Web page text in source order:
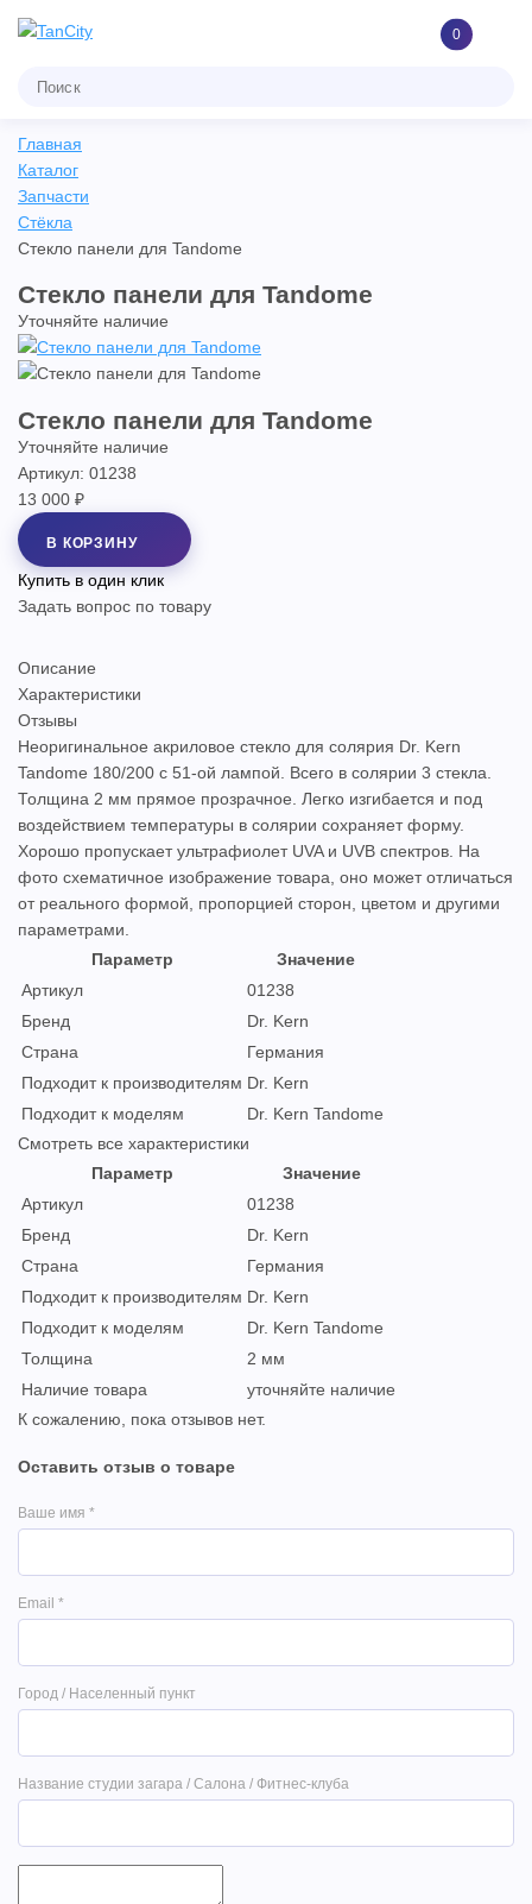
0
Главная
Каталог
Запчасти
Стёкла
Стекло панели для Tandome
Стекло панели для Tandome
Уточняйте наличие
Стекло панели для Tandome
Уточняйте наличие
Артикул: 01238
13 000 ₽
В КОРЗИНУ
Купить в один клик
Задать вопрос по товару
Описание
Характеристики
Отзывы
Неоригинальное акриловое стекло для солярия Dr. Kern
Tandome 180/200 с 51-ой лампой. Всего в солярии 3 стекла.
Толщина 2 мм прямое прозрачное. Легко изгибается и под
воздействием температуры в солярии сохраняет форму.
Хорошо пропускает ультрафиолет UVA и UVB спектров. На
фото схематичное изображение товара, оно может отличаться
от реального формой, пропорцией сторон, цветом и другими
параметрами.
Параметр
Значение
Артикул
01238
Бренд
Dr. Kern
Страна
Германия
Подходит к производителям Dr. Kern
Подходит к моделям
Dr. Kern Tandome
Смотреть все характеристики
Параметр
Значение
Артикул
01238
Бренд
Dr. Kern
Страна
Германия
Подходит к производителям Dr. Kern
Подходит к моделям
Dr. Kern Tandome
Толщина
2 мм
Наличие товара
уточняйте наличие
К сожалению, пока отзывов нет.
Оставить отзыв о товаре
Ваше имя *
Email *
Город / Населенный пункт
Название студии загара / Салона / Фитнес-клуба